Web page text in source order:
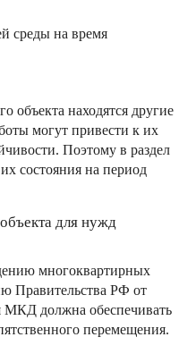
среды на время
объекта находятся другие
могут привести к их
Поэтому в раздел
состояния на период
для нужд
многоквартирных
Правительства РФ от
МКД должна обеспечивать
перемещения.